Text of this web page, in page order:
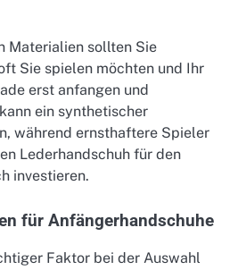
Materialien sollten Sie
Sie spielen möchten und Ihr
erst anfangen und
ein synthetischer
während ernsthaftere Spieler
Lederhandschuh für den
investieren.
für Anfängerhandschuhe
Faktor bei der Auswahl